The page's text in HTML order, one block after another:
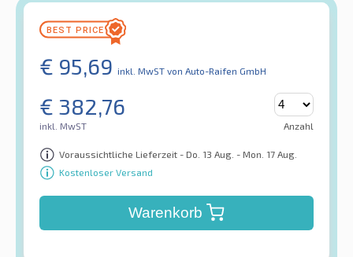
€ 95,69 inkl. MwST von Auto-Raifen GmbH
€ 382,76
inkl. MwST Anzahl
Voraussichtliche Lieferzeit - Do. 13 Aug. - Mon. 17 Aug.
Kostenloser Versand
Warenkorb